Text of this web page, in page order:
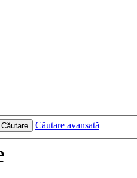
Căutare Căutare avansată